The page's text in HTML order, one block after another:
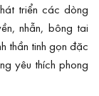
triển các dòng
nhẫn, bông tai
thần tinh gọn đặc
yêu thích phong